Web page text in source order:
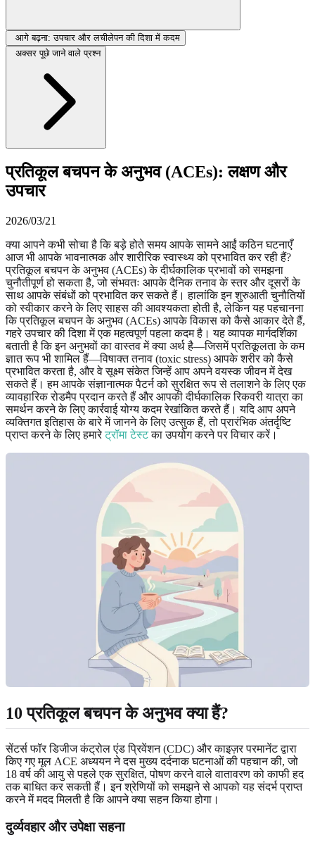
आगे बढ़ना: उपचार और लचीलेपन की दिशा में कदम
अक्सर पूछे जाने वाले प्रश्न
प्रतिकूल बचपन के अनुभव (ACEs): लक्षण और
उपचार
2026/03/21
क्या आपने कभी सोचा है कि बड़े होते समय आपके सामने आईं कठिन घटनाएँ
आज भी आपके भावनात्मक और शारीरिक स्वास्थ्य को प्रभावित कर रही हैं?
प्रतिकूल बचपन के अनुभव (ACEs) के दीर्घकालिक प्रभावों को समझना
चुनौतीपूर्ण हो सकता है, जो संभवतः आपके दैनिक तनाव के स्तर और दूसरों के
साथ आपके संबंधों को प्रभावित कर सकते हैं। हालांकि इन शुरुआती चुनौतियों
को स्वीकार करने के लिए साहस की आवश्यकता होती है, लेकिन यह पहचानना
कि प्रतिकूल बचपन के अनुभव (ACEs) आपके विकास को कैसे आकार देते हैं,
गहरे उपचार की दिशा में एक महत्वपूर्ण पहला कदम है। यह व्यापक मार्गदर्शिका
बताती है कि इन अनुभवों का वास्तव में क्या अर्थ है—जिसमें प्रतिकूलता के कम
ज्ञात रूप भी शामिल हैं—विषाक्त तनाव (toxic stress) आपके शरीर को कैसे
प्रभावित करता है, और वे सूक्ष्म संकेत जिन्हें आप अपने वयस्क जीवन में देख
सकते हैं। हम आपके संज्ञानात्मक पैटर्न को सुरक्षित रूप से तलाशने के लिए एक
व्यावहारिक रोडमैप प्रदान करते हैं और आपकी दीर्घकालिक रिकवरी यात्रा का
समर्थन करने के लिए कार्रवाई योग्य कदम रेखांकित करते हैं। यदि आप अपने
व्यक्तिगत इतिहास के बारे में जानने के लिए उत्सुक हैं, तो प्रारंभिक अंतर्दृष्टि
प्राप्त करने के लिए हमारेट्रॉमा टेस्टका उपयोग करने पर विचार करें।
10 प्रतिकूल बचपन के अनुभव क्या हैं?
सेंटर्स फॉर डिजीज कंट्रोल एंड प्रिवेंशन (CDC) और काइज़र परमानेंट द्वारा
किए गए मूल ACE अध्ययन ने दस मुख्य दर्दनाक घटनाओं की पहचान की, जो
18 वर्ष की आयु से पहले एक सुरक्षित, पोषण करने वाले वातावरण को काफी हद
तक बाधित कर सकती हैं। इन श्रेणियों को समझने से आपको यह संदर्भ प्राप्त
करने में मदद मिलती है कि आपने क्या सहन किया होगा।
दुर्व्यवहार और उपेक्षा सहना